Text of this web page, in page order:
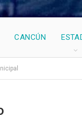
CANCÚN